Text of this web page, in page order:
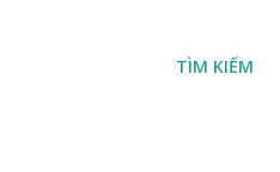
TÌM KIẾM